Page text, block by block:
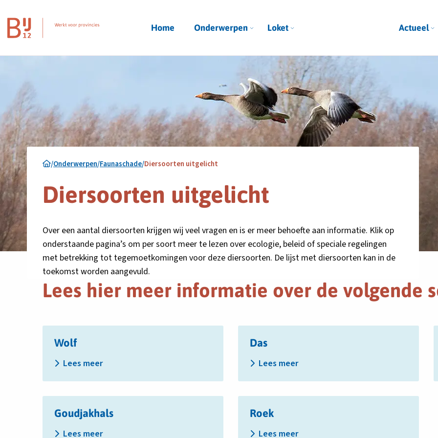
Homepagina
Home Onderwerpen Loket Actueel
/Onderwerpen/Faunaschade/Diersoorten uitgelicht
Diersoorten uitgelicht
Over een aantal diersoorten krijgen wij veel vragen en is er meer behoefte aan informatie. Klik op
onderstaande pagina’s om per soort meer te lezen over ecologie, beleid of speciale regelingen
met betrekking tot tegemoetkomingen voor deze diersoorten. De lijst met diersoorten kan in de
toekomst worden aangevuld.
Lees hier meer informatie over de volgende
Wolf
Lees meer
meer
Wolf
Das
Lees meer
meer
Goudjakhals
Lees meer
meer
Roek
Lees meer
meer